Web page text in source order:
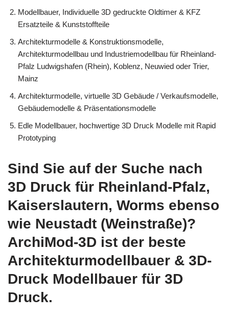
Modellbauer, Individuelle 3D gedruckte Oldtimer & KFZ
Ersatzteile & Kunststoffteile
Architekturmodelle & Konstruktionsmodelle,
Architekturmodellbau und Industriemodellbau für Rheinland-
Pfalz Ludwigshafen (Rhein), Koblenz, Neuwied oder Trier,
Mainz
Architekturmodelle, virtuelle 3D Gebäude / Verkaufsmodelle,
Gebäudemodelle & Präsentationsmodelle
Edle Modellbauer, hochwertige 3D Druck Modelle mit Rapid
Prototyping
Sind Sie auf der Suche nach
3D Druck für Rheinland-Pfalz,
Kaiserslautern, Worms ebenso
wie Neustadt (Weinstraße)?
ArchiMod-3D ist der beste
Architekturmodellbauer & 3D-
Druck Modellbauer für 3D
Druck.